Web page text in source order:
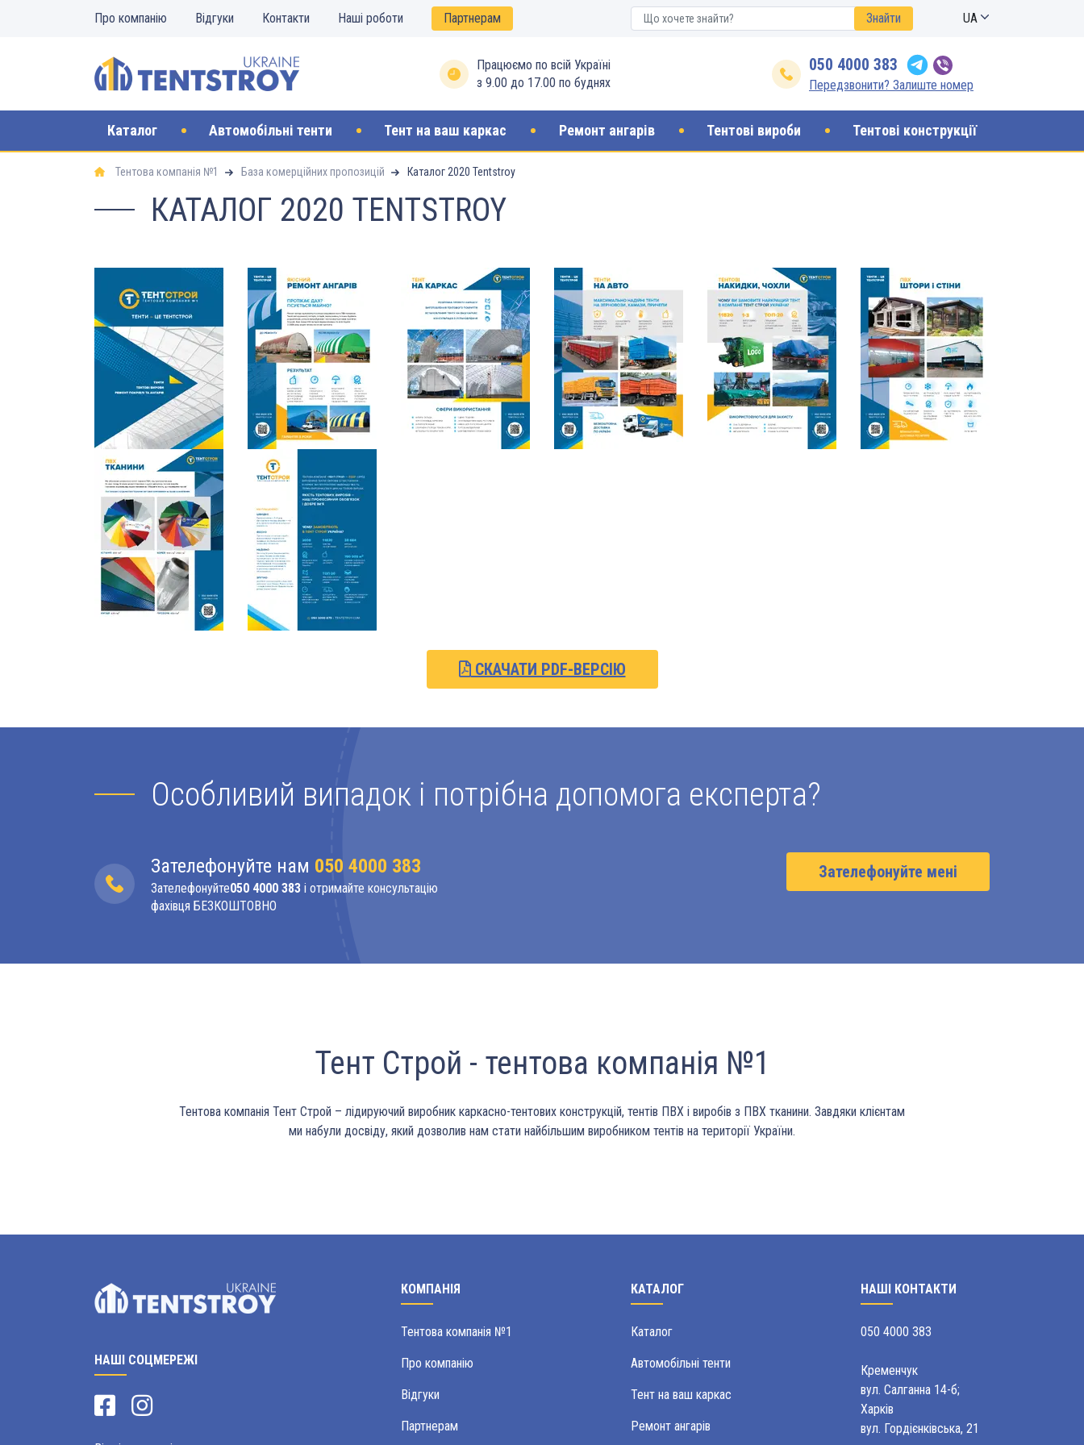
Про компанію Відгуки Контакти Наші роботи Партнерам Знайти UA
Працюємо по всій Україні
з 9.00 до 17.00 по буднях
050 4000 383
Передзвонити? Залиште номер
Каталог Автомобільні тенти Тент на ваш каркас Ремонт ангарів Тентові вироби Тентові конструкції
Тентова компанія №1 База комерційних пропозицій Каталог 2020 Tentstroy
КАТАЛОГ 2020 TENTSTROY
СКАЧАТИ PDF-ВЕРСІЮ
Особливий випадок і потрібна допомога експерта?
Зателефонуйте нам 050 4000 383
Зателефонуйте050 4000 383 і отримайте консультацію
фахівця БЕЗКОШТОВНО
Зателефонуйте мені
Тент Строй - тентова компанія №1
Тентова компанія Тент Строй – лідируючий виробник каркасно-тентових конструкцій, тентів ПВХ і виробів з ПВХ тканини. Завдяки клієнтам
ми набули досвіду, який дозволив нам стати найбільшим виробником тентів на території України.
НАШІ СОЦМЕРЕЖІ
КОМПАНІЯ
Тентова компанія №1
Про компанію
Відгуки
Партнерам
КАТАЛОГ
Каталог
Автомобільні тенти
Тент на ваш каркас
Ремонт ангарів
НАШІ КОНТАКТИ
050 4000 383
Кременчук
вул. Салганна 14-б;
Харків
вул. Гордієнківська, 21